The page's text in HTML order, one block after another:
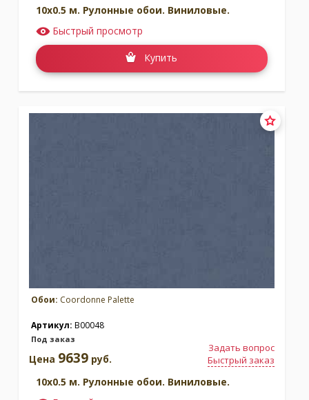
10x0.5 м. Рулонные обои. Виниловые.
Быстрый просмотр
Купить
Обои: Coordonne Palette
Артикул: B00048
Под заказ
Задать вопрос
Быстрый заказ
Цена 9639 руб.
10x0.5 м. Рулонные обои. Виниловые.